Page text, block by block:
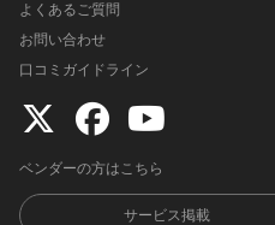
よくあるご質問
お問い合わせ
口コミガイドライン
ベンダーの方はこちら
サービス掲載